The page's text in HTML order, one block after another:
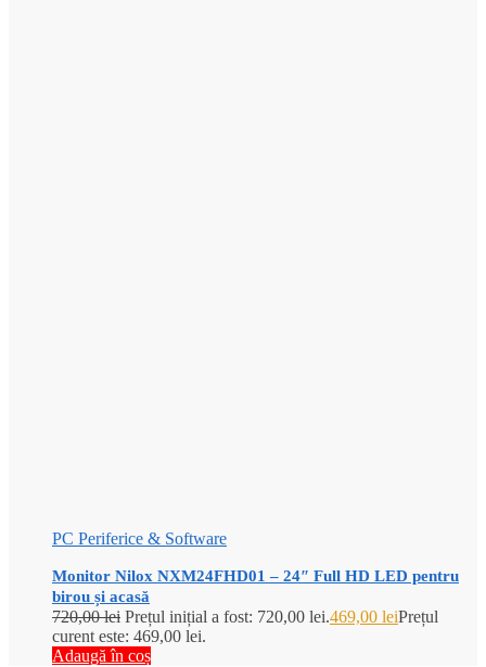
PC Periferice & Software
Monitor Nilox NXM24FHD01 – 24″ Full HD LED pentru
birou și acasă
720,00lei Prețul inițial a fost: 720,00 lei.469,00 leiPrețul
curent este: 469,00 lei.
Adaugă în coș